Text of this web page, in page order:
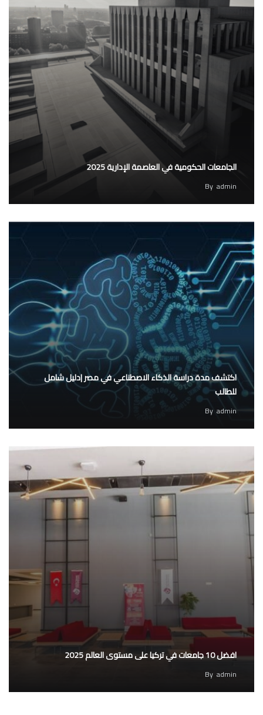
الجامعات الحكومية في العاصمة الإدارية 2025
By admin
اكتشف مدة دراسة الذكاء الاصطناعي في مصر |دليل شامل
للطالب
By admin
افضل 10 جامعات في تركيا على مستوى العالم 2025
By admin